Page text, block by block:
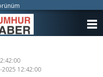
2025 12:42:00YAZARLAR